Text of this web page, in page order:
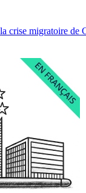
crise migratoire de